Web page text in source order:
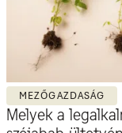
MEZŐGAZDASÁG
Melyek a